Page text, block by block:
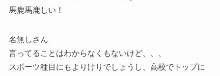
馬鹿馬鹿しい！
名無しさん
言ってることはわからなくもないけど、、、
スポーツ種目にもよりけりでしょうし、高校でトップに